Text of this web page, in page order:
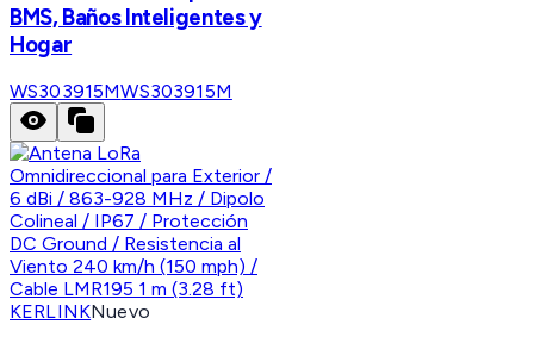
BMS, Baños Inteligentes y
Hogar
WS303915MWS303915M
KERLINKNuevo